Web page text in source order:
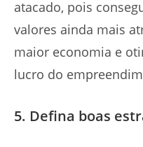
atacado, pois
valores ainda mais
maior economia e
lucro do
5. Defina boas